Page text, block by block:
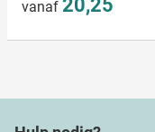
vanaf 20,25